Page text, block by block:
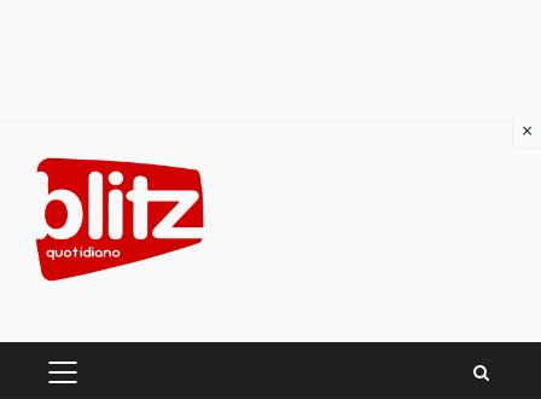
content
PRIMARY
×